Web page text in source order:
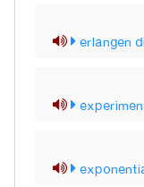
erlangen